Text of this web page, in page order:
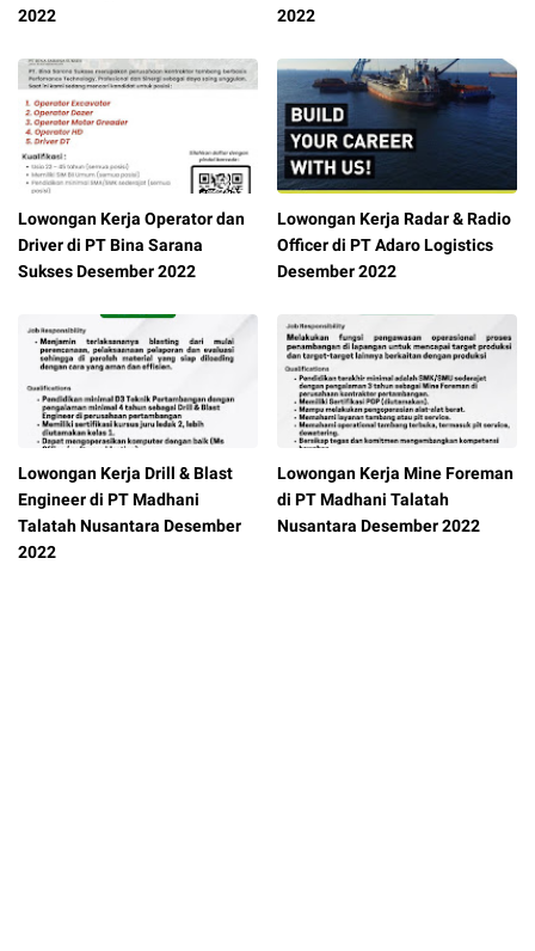
2022
2022
Lowongan Kerja Operator dan
Driver di PT Bina Sarana
Sukses Desember 2022
Lowongan Kerja Radar & Radio
Officer di PT Adaro Logistics
Desember 2022
Lowongan Kerja Drill & Blast
Engineer di PT Madhani
Talatah Nusantara Desember
2022
Lowongan Kerja Mine Foreman
di PT Madhani Talatah
Nusantara Desember 2022